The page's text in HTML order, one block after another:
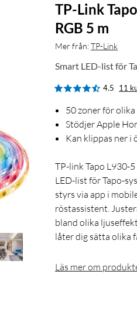
TP-Link
RGB 5 m
Mer från:TP-Link
Smart LED-list för
4.5 11
50 zoner för
Stödjer Apple
Kan klippas ner i
TP-link Tapo L930-
LED-list för Tapo-
styrs via app i
röstassistent.
bland olika
låter dig sätta olika
Läs mer om